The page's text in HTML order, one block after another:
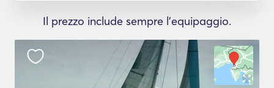
Il prezzo include sempre l'equipaggio.